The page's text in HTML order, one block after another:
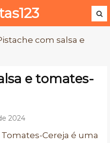
com salsa e
e tomates-
2024
Cereja é uma